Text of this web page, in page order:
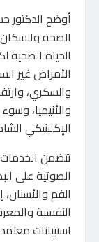
أوضح الدكتور
الصحة
الحياة
الأمراض غير
والسكري،
والأنيميا،
الإكلينيكي
تتضمن
الصوتية على
الفم
النفسية
استبيانات